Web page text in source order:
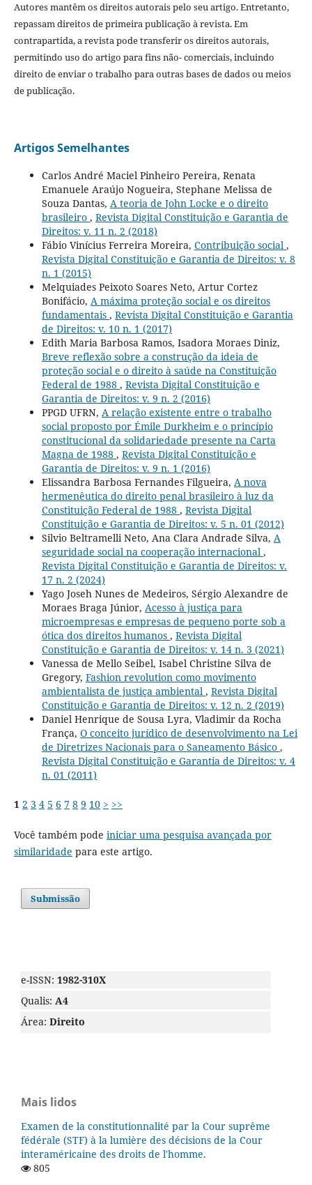
Autores mantêm os direitos autorais pelo seu artigo. Entretanto,
repassam direitos de primeira publicação à revista. Em
contrapartida, a revista pode transferir os direitos autorais,
permitindo uso do artigo para fins não- comerciais, incluindo
direito de enviar o trabalho para outras bases de dados ou meios
de publicação.
Artigos Semelhantes
Carlos André Maciel Pinheiro Pereira, Renata
Emanuele Araújo Nogueira, Stephane Melissa de
Souza Dantas, A teoria de John Locke e o direito
brasileiro , Revista Digital Constituição e Garantia de
Direitos: v. 11 n. 2 (2018)
Fábio Vinícius Ferreira Moreira, Contribuição social ,
Revista Digital Constituição e Garantia de Direitos: v. 8
n. 1 (2015)
Melquiades Peixoto Soares Neto, Artur Cortez
Bonifácio, A máxima proteção social e os direitos
fundamentais , Revista Digital Constituição e Garantia
de Direitos: v. 10 n. 1 (2017)
Edith Maria Barbosa Ramos, Isadora Moraes Diniz,
Breve reflexão sobre a construção da ideia de
proteção social e o direito à saúde na Constituição
Federal de 1988 , Revista Digital Constituição e
Garantia de Direitos: v. 9 n. 2 (2016)
PPGD UFRN, A relação existente entre o trabalho
social proposto por Émile Durkheim e o princípio
constitucional da solidariedade presente na Carta
Magna de 1988 , Revista Digital Constituição e
Garantia de Direitos: v. 9 n. 1 (2016)
Elissandra Barbosa Fernandes Filgueira, A nova
hermenêutica do direito penal brasileiro à luz da
Constituição Federal de 1988 , Revista Digital
Constituição e Garantia de Direitos: v. 5 n. 01 (2012)
Silvio Beltramelli Neto, Ana Clara Andrade Silva, A
seguridade social na cooperação internacional ,
Revista Digital Constituição e Garantia de Direitos: v.
17 n. 2 (2024)
Yago Joseh Nunes de Medeiros, Sérgio Alexandre de
Moraes Braga Júnior, Acesso à justiça para
microempresas e empresas de pequeno porte sob a
ótica dos direitos humanos , Revista Digital
Constituição e Garantia de Direitos: v. 14 n. 3 (2021)
Vanessa de Mello Seibel, Isabel Christine Silva de
Gregory, Fashion revolution como movimento
ambientalista de justiça ambiental , Revista Digital
Constituição e Garantia de Direitos: v. 12 n. 2 (2019)
Daniel Henrique de Sousa Lyra, Vladimir da Rocha
França, O conceito jurídico de desenvolvimento na Lei
de Diretrizes Nacionais para o Saneamento Básico ,
Revista Digital Constituição e Garantia de Direitos: v. 4
n. 01 (2011)
1 2 3 4 5 6 7 8 9 10 > >>
Você também pode iniciar uma pesquisa avançada por
similaridade para este artigo.
Submissão
e-ISSN: 1982-310X
Qualis: A4
Área: Direito
Mais lidos
Examen de la constitutionnalité par la Cour suprême
fédérale (STF) à la lumière des décisions de la Cour
interaméricaine des droits de l'homme.
805